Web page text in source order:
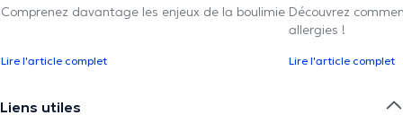
Comprenez davantage les enjeux de la boulimie
Lire l'article complet
Découvrez
allergies !
Lire l'article complet
Liens utiles